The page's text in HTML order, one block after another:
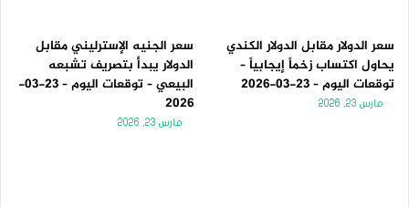
سعر الدولار مقابل الدولار الكندي
يحاول اكتساب زخماً إيجابياً –
توقعات اليوم – 23-03-2026
مارس 23, 2026
سعر الجنيه الإسترليني مقابل
الدولار يبدأ بتصريف تشبعه
البيعي – توقعات اليوم – 23-03-
2026
مارس 23, 2026